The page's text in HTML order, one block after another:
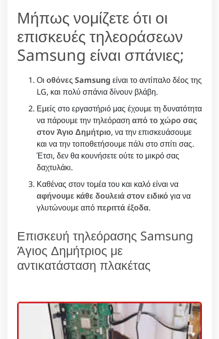
Μήπως νομίζετε ότι οι
επισκευές τηλεοράσεων
Samsung είναι σπάνιες;
Οι οθόνες Samsung είναι το αντίπαλο δέος της
LG, και πολύ σπάνια δίνουν βλάβη.
Εμείς στο εργαστήριό μας έχουμε τη δυνατότητα
να πάρουμε την τηλεόραση από το χώρο σας
στον Άγιο Δημήτριο, να την επισκευάσουμε
και να την τοποθετήσουμε πάλι στο σπίτι σας.
Έτσι, δεν θα κουνήσετε ούτε το μικρό σας
δαχτυλάκι.
Καθένας στον τομέα του και καλό είναι να
αφήνουμε κάθε δουλειά στον ειδικόγια να
γλυτώνουμε απόπεριττά έξοδα.
Επισκευή τηλεόρασης Samsung
Άγιος Δημήτριος με
αντικατάσταση πλακέτας